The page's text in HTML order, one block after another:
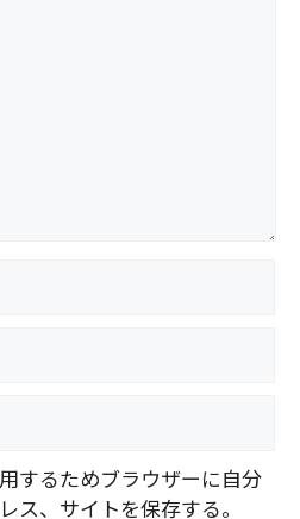
するためブラウザーに自分
ス、サイトを保存する。